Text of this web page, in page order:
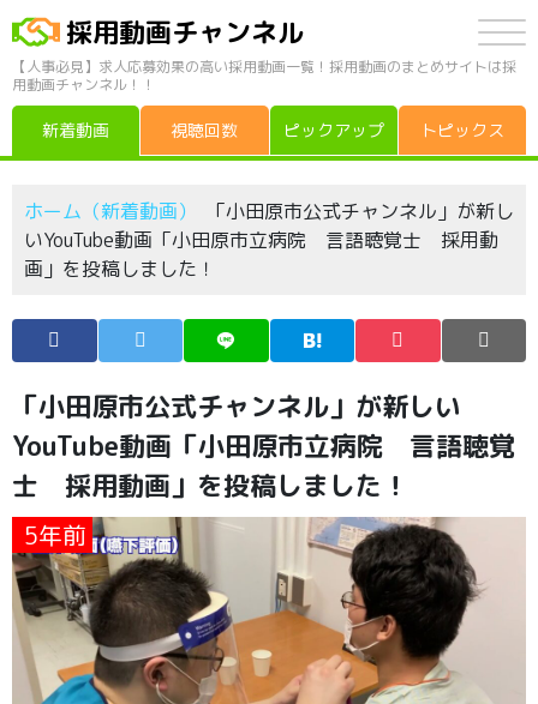
採用動画チャンネル
【人事必見】求人応募効果の高い採用動画一覧！採用動画のまとめサイトは採
用動画チャンネル！！
新着動画 視聴回数 ピックアップ トピックス
ホーム（新着動画）
「小田原市公式チャンネル」が新し
いYouTube動画「小田原市立病院 言語聴覚士 採用動
画」を投稿しました！
「小田原市公式チャンネル」が新しい
YouTube動画「小田原市立病院 言語聴覚
士 採用動画」を投稿しました！
5年前